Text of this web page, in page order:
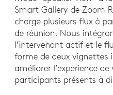
Smart Gallery de Zoom
charge plusieurs flux à
de réunion. Nous
l’intervenant actif et le
forme de deux vignettes
améliorer l’expérience de
participants présents à